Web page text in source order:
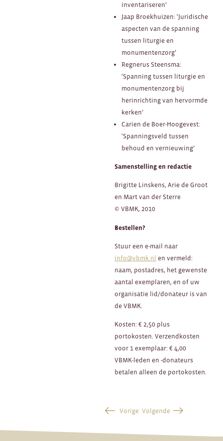
inventariseren’
Jaap Broekhuizen: ‘Juridische
aspecten van de spanning
tussen liturgie en
monumentenzorg’
Regnerus Steensma:
‘Spanning tussen liturgie en
monumentenzorg bij
herinrichting van hervormde
kerken’
Carien de Boer-Hoogevest:
‘Spanningsveld tussen
behoud en vernieuwing’
Samenstelling en redactie
Brigitte Linskens, Arie de Groot
en Mart van der Sterre
© VBMK, 2010
Bestellen?
Stuur een e-mail naar
info@vbmk.nl en vermeld:
naam, postadres, het gewenste
aantal exemplaren, en of uw
organisatie lid/donateur is van
de VBMK.
Kosten: € 2,50 plus
portokosten. Verzendkosten
voor 1 exemplaar: € 4,00
VBMK-leden en -donateurs
betalen alleen de portokosten.
Vorige Volgende